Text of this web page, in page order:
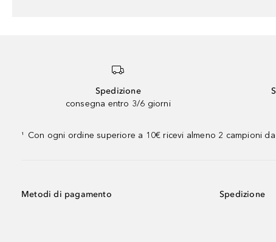
Spedizione
consegna entro 3/6 giorni
¹ Con ogni ordine superiore a 10€ ricevi almeno 2 campioni
Metodi di pagamento Spedizione